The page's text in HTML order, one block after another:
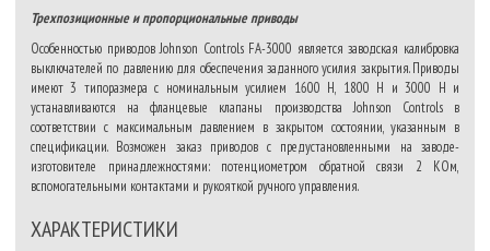
Трехпозиционные и пропорциональные приводы
Особенностью приводов Johnson Controls FA-3000 является заводская калибровка
выключателей по давлению для обеспечения заданного усилия закрытия. Приводы
имеют 3 типоразмера с номинальным усилием 1600 Н, 1800 Н и 3000 Н и
устанавливаются на фланцевые клапаны производства Johnson Controls в
соответствии с максимальным давлением в закрытом состоянии, указанным в
спецификации. Возможен заказ приводов с предустановленными на заводе-
изготовителе принадлежностями: потенциометром обратной связи 2 КОм,
вспомогательными контактами и рукояткой ручного управления.
ХАРАКТЕРИСТИКИ